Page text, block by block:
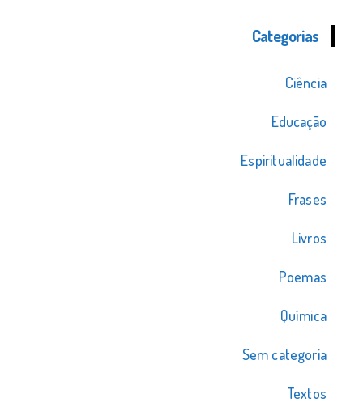
Categorias
Ciência
Educação
Espiritualidade
Frases
Livros
Poemas
Química
Sem categoria
Textos